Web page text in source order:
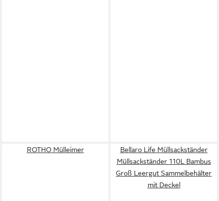
ROTHO Mülleimer
Bellaro Life Müllsackständer
Müllsackständer 110L Bambus
Groß Leergut Sammelbehälter
mit Deckel